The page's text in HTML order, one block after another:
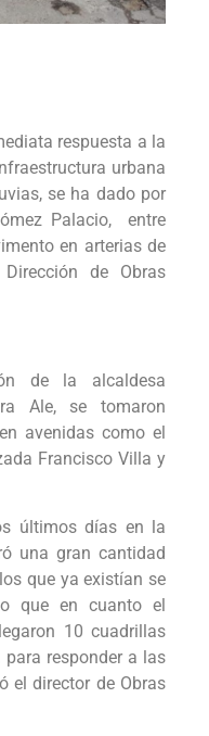
respuesta a la
urbana
se ha dado por
Palacio, entre
en arterias de
de Obras
de la alcaldesa
Ale, se tomaron
avenidas como el
Francisco Villa y
últimos días en la
una gran cantidad
que ya existían se
que en cuanto el
10 cuadrillas
responder a las
el director de Obras